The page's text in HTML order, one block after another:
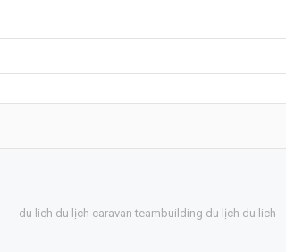
du lich du lịch caravan teambuilding du lịch du lich